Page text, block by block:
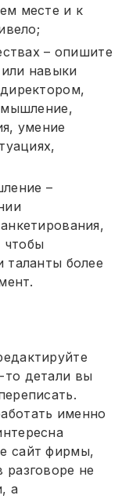
месте и к
– опишите
навыки
мышление,
умение
–
чтобы
таланты более
детали вы
именно
сайт фирмы,
не
а